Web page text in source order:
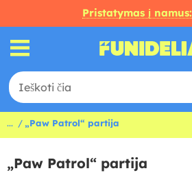
Pristatymas į namus:
... „Paw Patrol“ partija
„Paw Patrol“ partija